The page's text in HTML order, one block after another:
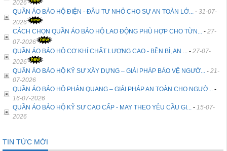
2026
QUẦN ÁO BẢO HỘ ĐIỆN - ĐẦU TƯ NHỎ CHO SỰ AN TOÀN LỚ...
- 31-07-
2026
CÁCH CHỌN QUẦN ÁO BẢO HỘ LAO ĐỘNG PHÙ HỢP CHO TỪN...
- 27-
07-2026
QUẦN ÁO BẢO HỘ CƠ KHÍ CHẤT LƯỢNG CAO - BỀN BỈ, AN ...
- 27-07-
2026
QUẦN ÁO BẢO HỘ KỸ SƯ XÂY DỰNG – GIẢI PHÁP BẢO VỆ NGƯỜ...
- 21-
07-2026
QUẦN ÁO BẢO HỘ PHẢN QUANG – GIẢI PHÁP AN TOÀN CHO NGƯỜ...
-
16-07-2026
QUẦN ÁO BẢO HỘ KỸ SƯ CAO CẤP - MAY THEO YÊU CẦU GI...
- 15-07-
2026
TIN TỨC MỚI